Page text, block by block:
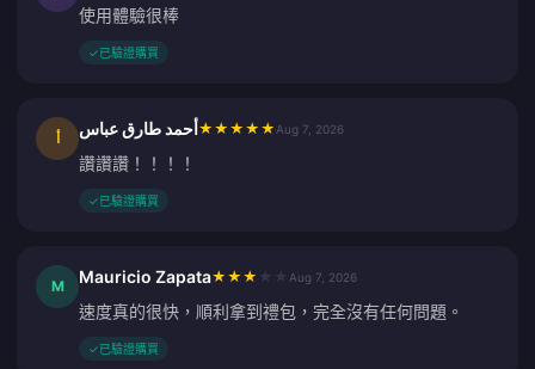
使用體驗很棒
✓已驗證購買
أ أحمد طارق عباس★ ★ ★ ★ ★ Aug 7, 2026
讚讚讚！！！！
✓已驗證購買
M Mauricio Zapata★ ★ ★ Aug 7, 2026
速度真的很快，順利拿到禮包，完全沒有任何問題。
✓已驗證購買